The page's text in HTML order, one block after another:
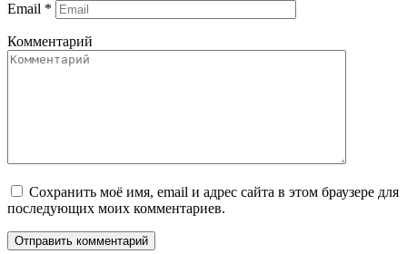
Email *
Комментарий
Сохранить моё имя, email и адрес сайта в этом браузере для
последующих моих комментариев.